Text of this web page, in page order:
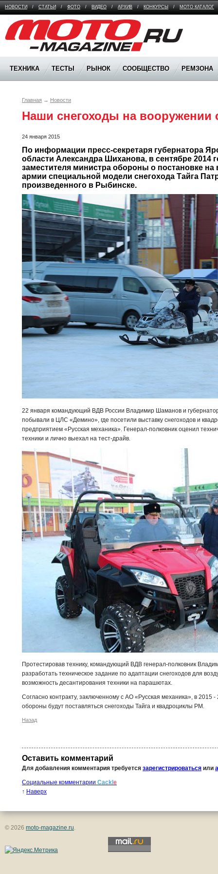
НОВОСТИ / СТАТЬИ / ФОТО / ВИДЕО / АРХИВ / КОНКУРСЫ / МОТО КАТАЛОГ
Moto Magazine
ТЕХНИКА ТЕСТЫ РЫНОК СООБЩЕСТВО РЕМЗОНА
Главная → Новости
Наши снегоходы на вооружении
24 января 2015
По информации пресс-секретаря губернатора
области Александра Шиханова, в сентябре 2014
заместителя министра обороны о постановке
армии специальной модели снегохода Тайга
произведенного в Рыбинске.
22 января командующий ВДВ России Владимир Шаманов и
побывали в ЦЛС «Демино», где посетили выставку снегоходов и
предприятием «Русская механика». Генерал-полковник оценил
техники и лично выехал на тест-драйв.
Протестировав технику, командующий ВДВ генерал-полковник
разработать техническое задание по адаптации снегоходов для
возможность десантирования техники на парашютах.
Согласно контракту, заключенному с АО «Русская механика», в 2015
обороны будут поставляться снегоходы Тайга и квадроциклы РМ.
Назад
Оставить комментарий
Для добавления комментария требуется зарегистрироваться или
Социальные комментарии Cackle
↑ Наверх
© 2026 moto-magazine.ru